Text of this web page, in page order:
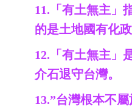
11.「有土無主」
的是土地國有化政
12.「有土無主」
介石退守台灣。
13.”台灣根本不